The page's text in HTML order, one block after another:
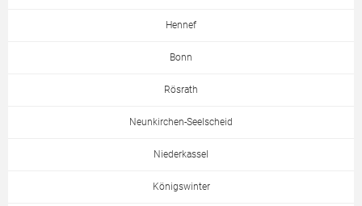
Hennef
Bonn
Rösrath
Neunkirchen-Seelscheid
Niederkassel
Königswinter